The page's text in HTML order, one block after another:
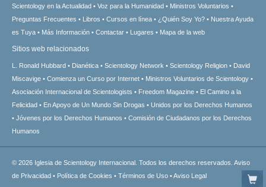
Scientology en la Actualidad
Voz para la Humanidad
Ministros Voluntarios
Preguntas Frecuentes
Libros Cursos en línea ¿Quién Soy Yo?
Nuestra Ayuda
es Tuya
Más Información Contactar Lugares Mapa de la web
Sitios web relacionados
L. Ronald Hubbard Dianética Scientology Network Scientology Religion
David
Miscavige
Comienza un Curso por Internet
Ministros Voluntarios de Scientology
Asociación Internacional de Scientologists
Freedom Magazine
El Camino a la
Felicidad
En Apoyo de Un Mundo Sin Drogas
Unidos por los Derechos Humanos
Jóvenes por los Derechos Humanos
Comisión de Ciudadanos por los Derechos
Humanos
© 2026 Iglesia de Scientology Internacional. Todos los derechos reservados. Aviso
de Privacidad • Política de Cookies • Términos de Uso •Aviso Legal